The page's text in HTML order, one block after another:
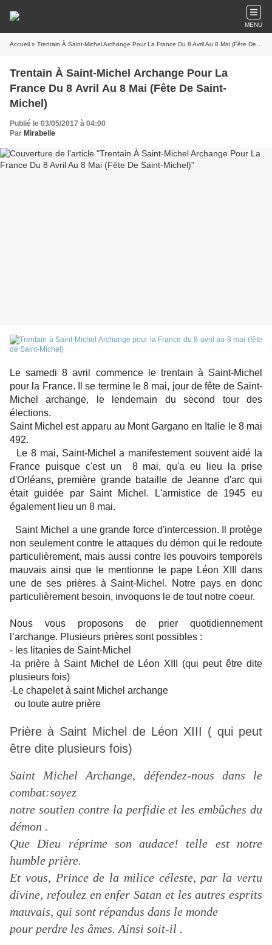
MENU
Accueil » Trentain À Saint-Michel Archange Pour La France Du 8 Avril Au 8 Mai (Fête De Saint-Michel)
Trentain À Saint-Michel Archange Pour La
France Du 8 Avril Au 8 Mai (Fête De Saint-
Michel)
Publié le 03/05/2017 à 04:00
Par Mirabelle
Le samedi 8 avril commence le trentain à Saint-Michel
pour la France. Il se termine le 8 mai, jour de fête de Saint-
Michel archange, le lendemain du second tour des
élections.
Saint Michel est apparu au Mont Gargano en Italie le 8 mai
492.
Le 8 mai, Saint-Michel a manifestement souvent aidé la
France puisque c'est un 8 mai, qu'a eu lieu la prise
d'Orléans, première grande bataille de Jeanne d'arc qui
était guidée par Saint Michel. L'armistice de 1945 eu
également lieu un 8 mai.
Saint Michel a une grande force d'intercession. Il protège
non seulement contre le attaques du démon qui le redoute
particulièrement, mais aussi contre les pouvoirs temporels
mauvais ainsi que le mentionne le pape Léon XIII dans
une de ses prières à Saint-Michel. Notre pays en donc
particulièrement besoin, invoquons le de tout notre coeur.
Nous vous proposons de prier quotidiennement
l’archange. Plusieurs prières sont possibles :
- les litanies de Saint-Michel
-la prière à Saint Michel de Léon XIII (qui peut être dite
plusieurs fois)
-Le chapelet à saint Michel archange
ou toute autre prière
Prière à Saint Michel de Léon XIII ( qui peut
être dite plusieurs fois)
Saint Michel Archange, défendez-nous dans le
combat:soyez
notre soutien contre la perfidie et les embûches du
démon .
Que Dieu réprime son audace! telle est notre
humble prière.
Et vous, Prince de la milice céleste, par la vertu
divine, refoulez en enfer Satan et les autres esprits
mauvais, qui sont répandus dans le monde
pour perdre les âmes. Ainsi soit-il .